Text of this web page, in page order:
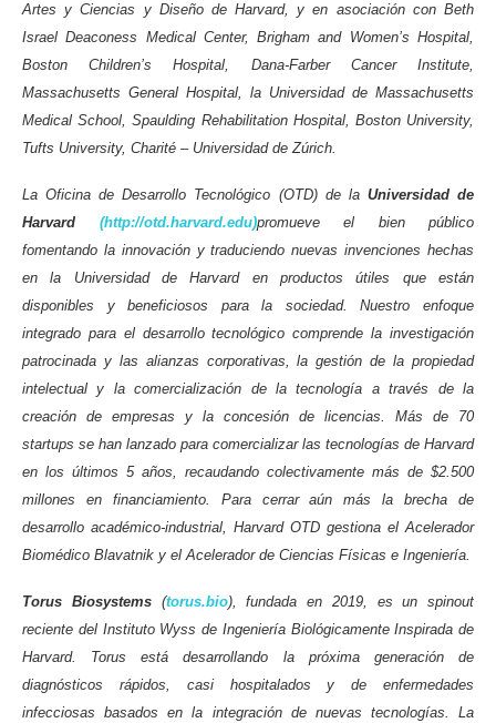
Artes y Ciencias y Diseño de Harvard, y en asociación con Beth
Israel Deaconess Medical Center, Brigham and Women’s Hospital,
Boston Children’s Hospital, Dana-Farber Cancer Institute,
Massachusetts General Hospital, la Universidad de Massachusetts
Medical School, Spaulding Rehabilitation Hospital, Boston University,
Tufts University, Charité – Universidad de Zúrich.
La Oficina de Desarrollo Tecnológico (OTD) de la Universidad de
Harvard (http://otd.harvard.edu)promueve el bien público
fomentando la innovación y traduciendo nuevas invenciones hechas
en la Universidad de Harvard en productos útiles que están
disponibles y beneficiosos para la sociedad. Nuestro enfoque
integrado para el desarrollo tecnológico comprende la investigación
patrocinada y las alianzas corporativas, la gestión de la propiedad
intelectual y la comercialización de la tecnología a través de la
creación de empresas y la concesión de licencias. Más de 70
startups se han lanzado para comercializar las tecnologías de Harvard
en los últimos 5 años, recaudando colectivamente más de $2.500
millones en financiamiento. Para cerrar aún más la brecha de
desarrollo académico-industrial, Harvard OTD gestiona el Acelerador
Biomédico Blavatnik y el Acelerador de Ciencias Físicas e Ingeniería.
Torus Biosystems (torus.bio), fundada en 2019, es un spinout
reciente del Instituto Wyss de Ingeniería Biológicamente Inspirada de
Harvard. Torus está desarrollando la próxima generación de
diagnósticos rápidos, casi hospitalados y de enfermedades
infecciosas basados en la integración de nuevas tecnologías. La